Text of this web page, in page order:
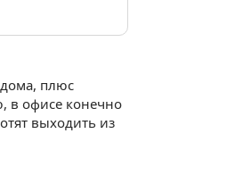
дома, плюс
в офисе конечно
выходить из